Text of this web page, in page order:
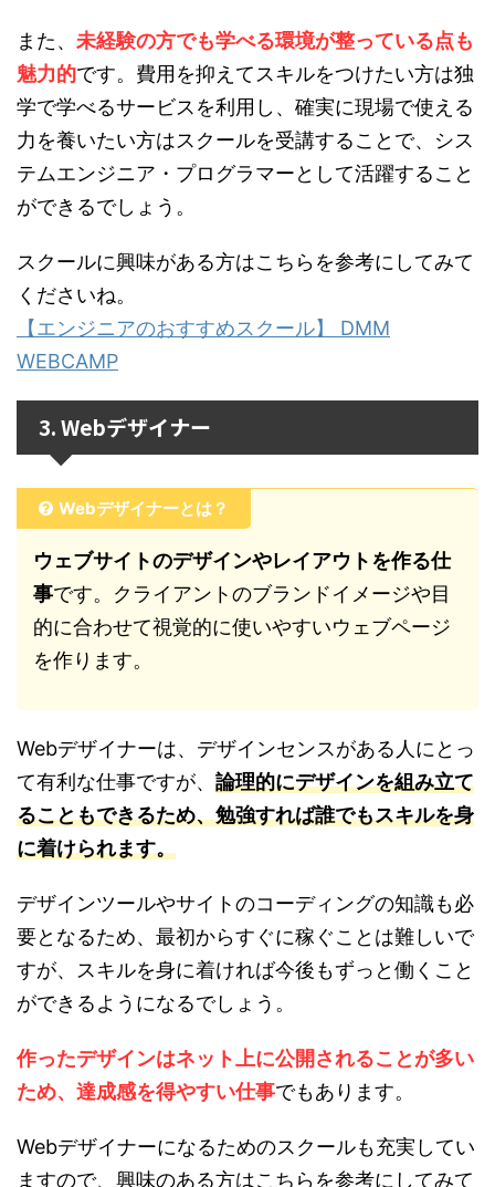
また、 未経験の方でも学べる環境が整っている点も
魅力的です。費用を抑えてスキルをつけたい方は独
学で学べるサービスを利用し、確実に現場で使える
力を養いたい方はスクールを受講することで、シス
テムエンジニア・プログラマーとして活躍すること
ができるでしょう。
スクールに興味がある方はこちらを参考にしてみて
くださいね。
【エンジニアのおすすめスクール】 DMM
WEBCAMP
3. Webデザイナー
Webデザイナーとは？
ウェブサイトのデザインやレイアウトを作る仕
事です。クライアントのブランドイメージや目
的に合わせて視覚的に使いやすいウェブページ
を作ります。
Webデザイナーは、デザインセンスがある人にとっ
て有利な仕事ですが、 論理的にデザインを組み立て
ることもできるため、勉強すれば誰でもスキルを身
に着けられます。
デザインツールやサイトのコーディングの知識も必
要となるため、最初からすぐに稼ぐことは難しいで
すが、スキルを身に着ければ今後もずっと働くこと
ができるようになるでしょう。
作ったデザインはネット上に公開されることが多い
ため、達成感を得やすい仕事でもあります。
Webデザイナーになるためのスクールも充実してい
ますので、興味のある方はこちらを参考にしてみて